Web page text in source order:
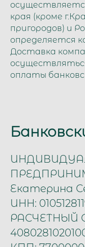
края (кроме
пригородов) и
определяется
Доставка
оплаты
Екатерина
ИНН:
РАСЧЕТНЫЙ